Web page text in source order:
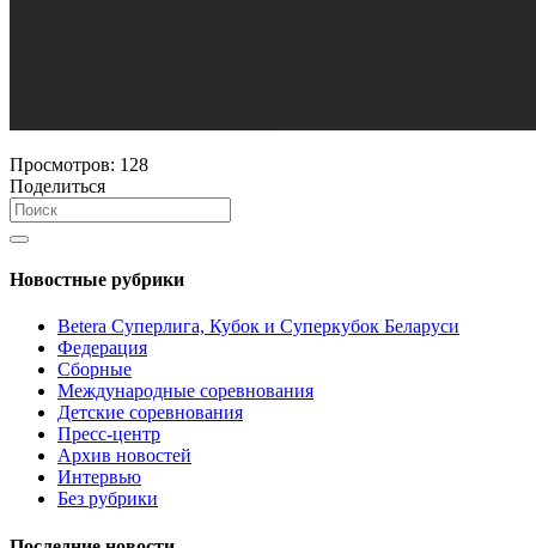
Просмотров: 128
Поделиться
Новостные рубрики
Betera Суперлига, Кубок и Суперкубок Беларуси
Федерация
Сборные
Международные соревнования
Детские соревнования
Пресс-центр
Архив новостей
Интервью
Без рубрики